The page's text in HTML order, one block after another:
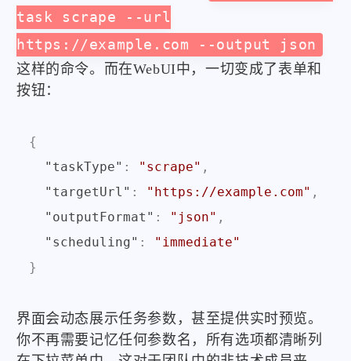
task scrape --url
https://example.com --output json
这样的命令。而在WebUI中，一切变成了表单和
按钮：
{
"taskType" : "scrape" ,
"targetUrl" : "https://example.com" ,
"outputFormat" : "json" ,
"scheduling" :
"immediate"
}
界面会动态展示任务参数，甚至提供实时预览。
你不再需要记忆任何参数名，所有选项都清晰列